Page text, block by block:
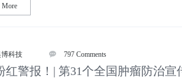
More
博科技 797 Comments
红警报！| 第31个全国肿瘤防治